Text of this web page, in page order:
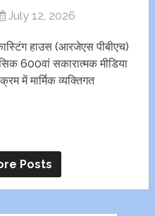
July 12, 2026
हाउस (आरजेएस पीबीएच)
600वां सकारात्मक मीडिया
में मार्मिक व्यक्तिगत
Posts